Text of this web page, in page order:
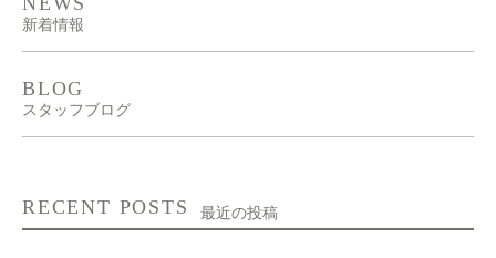
新着情報
BLOG
スタッフブログ
RECENT POSTS 最近の投稿